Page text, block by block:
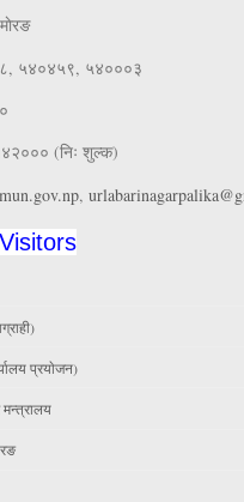
५४०४५९, ५४०००३
(निः शुल्क)
,
प्रयाेजन)
मन्त्रालय